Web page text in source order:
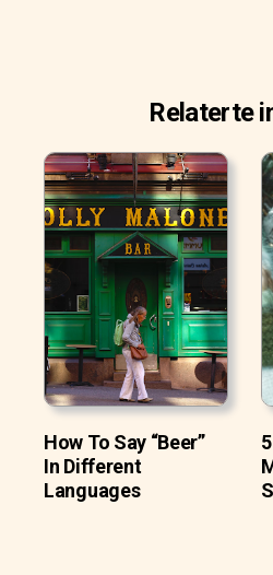
Relaterte
How To Say “Beer”
In Different
Languages